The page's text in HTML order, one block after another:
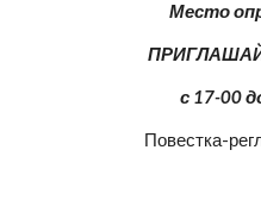
Место
с 17-00
Повестка-